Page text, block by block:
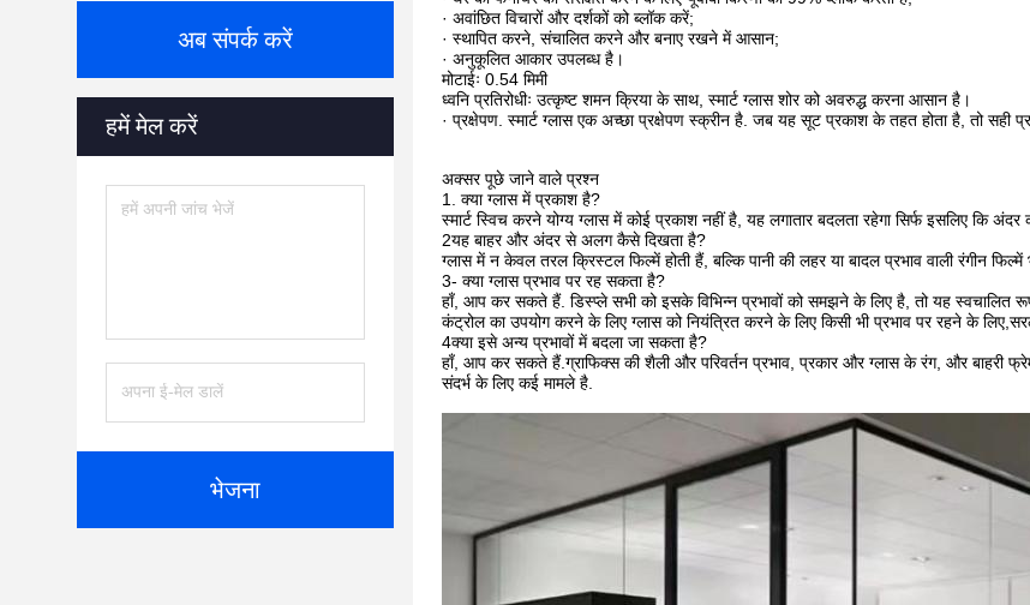
अब संपर्क करें
हमें मेल करें
भेजना
· अवांछित विचारों और दर्शकों को ब्लॉक करें;
· स्थापित करने, संचालित करने और बनाए रखने में आसान;
· अनुकूलित आकार उपलब्ध है।
मोटाईः 0.54 मिमी
ध्वनि प्रतिरोधीः उत्कृष्ट शमन क्रिया के साथ, स्मार्ट ग्लास शोर को अवरुद्ध करना आसान है।
· प्रक्षेपण. स्मार्ट ग्लास एक अच्छा प्रक्षेपण स्क्रीन है. जब यह सूट प्रकाश के तहत होता है, तो सही
अक्सर पूछे जाने वाले प्रश्न
1. क्या ग्लास में प्रकाश है?
स्मार्ट स्विच करने योग्य ग्लास में कोई प्रकाश नहीं है, यह लगातार बदलता रहेगा सिर्फ इसलिए कि
2यह बाहर और अंदर से अलग कैसे दिखता है?
ग्लास में न केवल तरल क्रिस्टल फिल्में होती हैं, बल्कि पानी की लहर या बादल प्रभाव वाली रंगीन
3- क्या ग्लास प्रभाव पर रह सकता है?
हाँ, आप कर सकते हैं. डिस्प्ले सभी को इसके विभिन्न प्रभावों को समझने के लिए है, तो यह
कंट्रोल का उपयोग करने के लिए ग्लास को नियंत्रित करने के लिए किसी भी प्रभाव पर रहने के
4क्या इसे अन्य प्रभावों में बदला जा सकता है?
हाँ, आप कर सकते हैं.ग्राफिक्स की शैली और परिवर्तन प्रभाव, प्रकार और ग्लास के रंग, और बाहरी
संदर्भ के लिए कई मामले है.